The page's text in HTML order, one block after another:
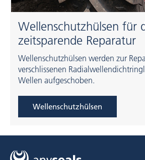
Wellenschutzhülsen für
zeitsparende Reparatur
Wellenschutzhülsen werden zur
verschlissenen
Wellen aufgeschoben.
Wellenschutzhülsen